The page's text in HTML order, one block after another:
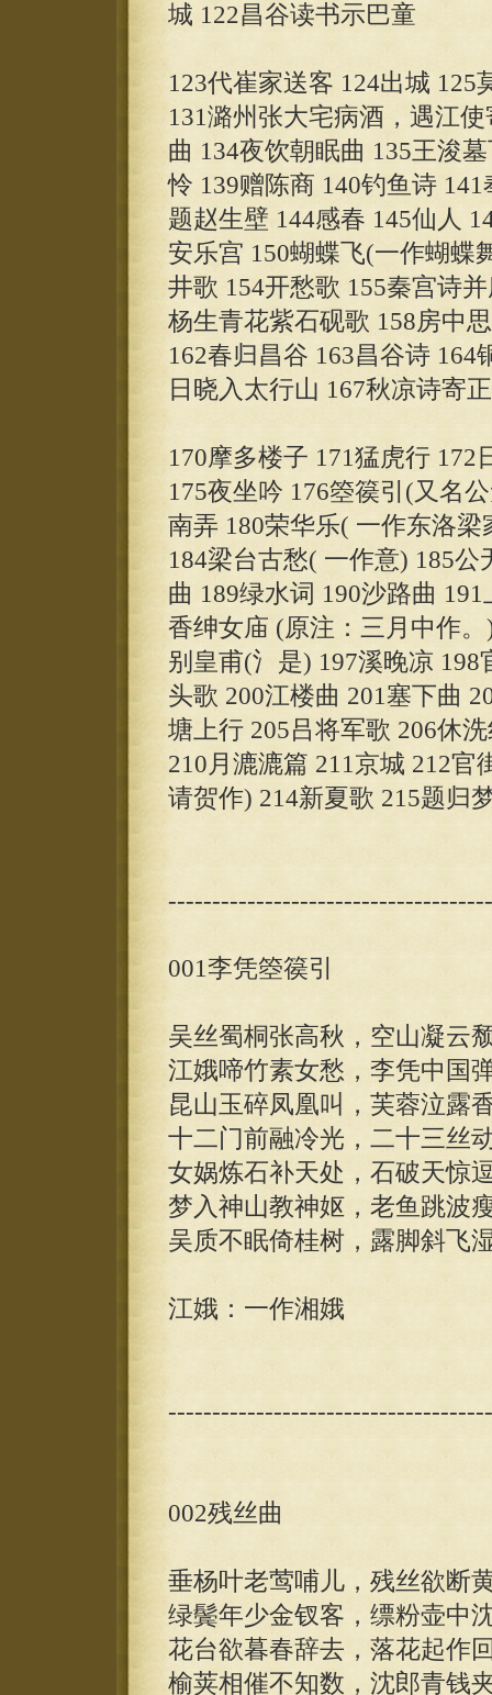
城 122昌谷读书示巴童
123代崔家送客 124出城
131潞州张大宅病酒，遇江
曲 134夜饮朝眠曲 135王浚
怜 139赠陈商 140钓鱼诗
题赵生壁 144感春 145仙人
安乐宫 150蝴蝶飞(一作蝴蝶
井歌 154开愁歌 155秦宫诗
杨生青花紫石砚歌 158房中
162春归昌谷 163昌谷诗
日晓入太行山 167秋凉诗寄
170摩多楼子 171猛虎行 172
175夜坐吟 176箜篌引(又名
南弄 180荣华乐( 一作东洛
184梁台古愁( 一作意) 185
曲 189绿水词 190沙路曲
香绅女庙 (原注：三月中作
别皇甫(氵是) 197溪晚凉
头歌 200江楼曲 201塞下曲
塘上行 205吕将军歌 206休
210月漉漉篇 211京城 212
请贺作) 214新夏歌 215题归
001李凭箜篌引
吴丝蜀桐张高秋，空山凝云
江娥啼竹素女愁，李凭中国
昆山玉碎凤凰叫，芙蓉泣露
十二门前融冷光，二十三丝
女娲炼石补天处，石破天惊
梦入神山教神妪，老鱼跳波
吴质不眠倚桂树，露脚斜飞
江娥：一作湘娥
002残丝曲
垂杨叶老莺哺儿，残丝欲断
绿鬓年少金钗客，缥粉壶中
花台欲暮春辞去，落花起作
榆荚相催不知数，沈郎青钱